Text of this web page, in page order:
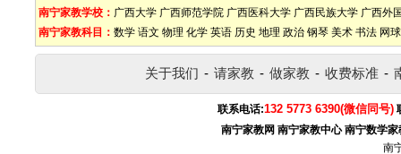
南宁家教学校： 广西大学 广西师范学院 广西医科大学 广西民族大学 广西外
南宁家教科目： 数学 语文 物理 化学 英语 历史 地理 政治 钢琴 美术 书法 网球
关于我们 - 请家教 - 做家教 - 收费标准 -
联系电话:132 5773 6390(微信同号)
南宁家教网 南宁家教中心 南宁数学家
南